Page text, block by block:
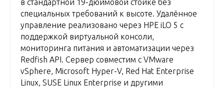
в стандартной 19-дюймовой стойке без
специальных требований к высоте. Удалённое
управление реализовано через HPE iLO 5 с
поддержкой виртуальной консоли,
мониторинга питания и автоматизации через
Redfish API. Сервер совместим с VMware
vSphere, Microsoft Hyper-V, Red Hat Enterprise
Linux, SUSE Linux Enterprise и другими